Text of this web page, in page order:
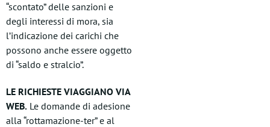
“scontato” delle sanzioni e
degli interessi di mora, sia
l’indicazione dei carichi che
possono anche essere oggetto
di “saldo e stralcio”.
LE RICHIESTE VIAGGIANO VIA
WEB. Le domande di adesione
alla “rottamazione-ter” e al